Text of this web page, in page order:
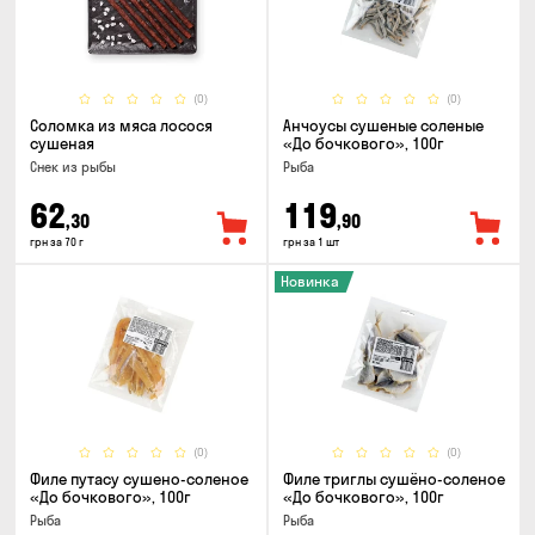
(0)
Соломка из мяса лосося
сушеная
Снек из рыбы
62,30
грн за 70 г
(0)
Анчоусы сушеные соленые
«До бочкового», 100г
Рыба
119,90
грн за 1 шт
(0)
Филе путасу сушено-соленое
«До бочкового», 100г
Рыба
(0)
Новинка
Филе триглы сушёно-соленое
«До бочкового», 100г
Рыба